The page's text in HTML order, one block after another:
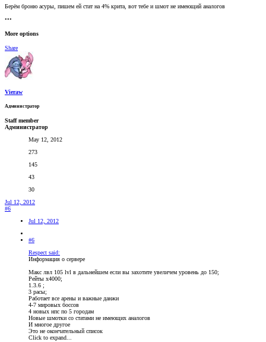
Берём броню асуры, пишем ей стат на 4% крита, вот тебе и шмот не имеющий аналогов
•••
More options
Share
Vieraw
Администратор
Staff member
Администратор
May 12, 2012
273
145
43
30
Jul 12, 2012
#6
Jul 12, 2012
#6
Respect said:
Информация о сервере
Макс лвл 105 lvl в дальнейшем если вы захотите увеличем уровень до 150;
Рейты х4000;
1.3.6 ;
3 расы;
Работает все арены и важные данжи
4-7 мировых боссов
4 новых нпс по 5 городам
Новые шмотки со статами не имеющих аналогов
И многое другое
Это не окончательный список
Click to expand...